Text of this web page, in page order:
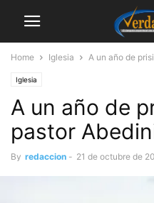
Home Iglesia A un año de
Iglesia
A un año de
pastor
By redaccion - 21 de octubre de